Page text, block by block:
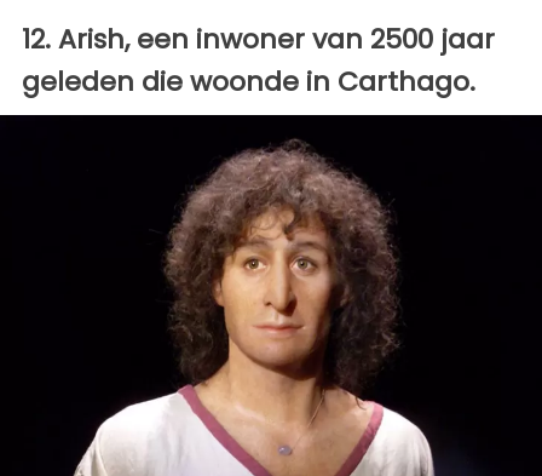
12. Arish, een inwoner van 2500 jaar
geleden die woonde in Carthago.